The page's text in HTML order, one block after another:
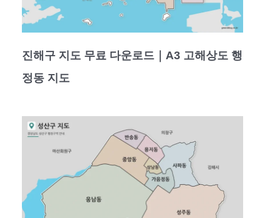
진해구 지도 무료 다운로드｜A3 고해상도 행
정동 지도